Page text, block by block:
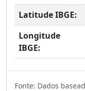
Latitude IBGE:
Longitude
IBGE:
Fonte: Dados